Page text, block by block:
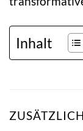
Inhalt